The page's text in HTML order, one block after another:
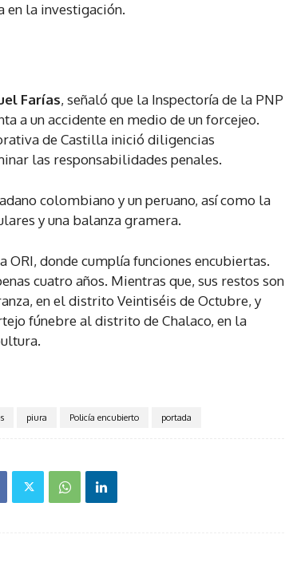
en la investigación.
Farías, señaló que la Inspectoría de la PNP
a un accidente en medio de un forcejeo.
de Castilla inició diligencias
las responsabilidades penales.
colombiano y un peruano, así como la
y una balanza gramera.
ORI, donde cumplía funciones encubiertas.
cuatro años. Mientras que, sus restos son
en el distrito Veintiséis de Octubre, y
fúnebre al distrito de Chalaco, en la
piura Policía encubierto portada